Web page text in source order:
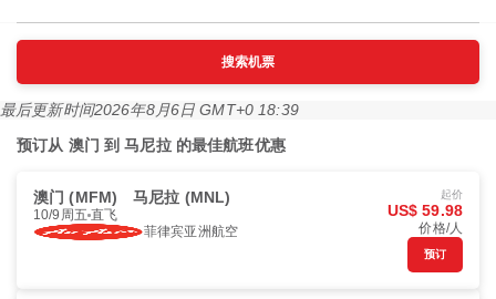
搜索机票
最后更新时间2026年8月6日 GMT+0 18:39
预订从 澳门 到 马尼拉 的最佳航班优惠
澳门 (MFM) 马尼拉 (MNL)
10/9周五 直飞
菲律宾亚洲航空
起价
US$ 59.98
价格/人
预订